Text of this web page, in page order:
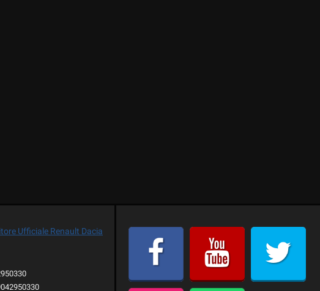
Ufficiale Renault Dacia